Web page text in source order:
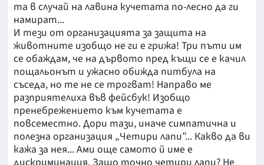
та в случай на лавина кучетата по-лесно да ги
намират...
И тези от организацията за защита на
животните изобщо не ги е грижа! Три пъти им
се обаждам, че на дървото пред къщи се е качил
пощальонът и ужасно обижда питбула на
съседа, но те не се трогват! Направо ме
разприятелиха във фейсбук! Изобщо
пренебрежението към кучетата е
повсеместно. Дори тази, иначе симпатична и
полезна организация „Четири лапи”... Какво да ви
кажа за нея... Ами още самото й име е